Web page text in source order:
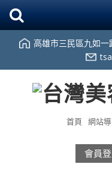
高雄市三民區九如
首頁 網站
會員